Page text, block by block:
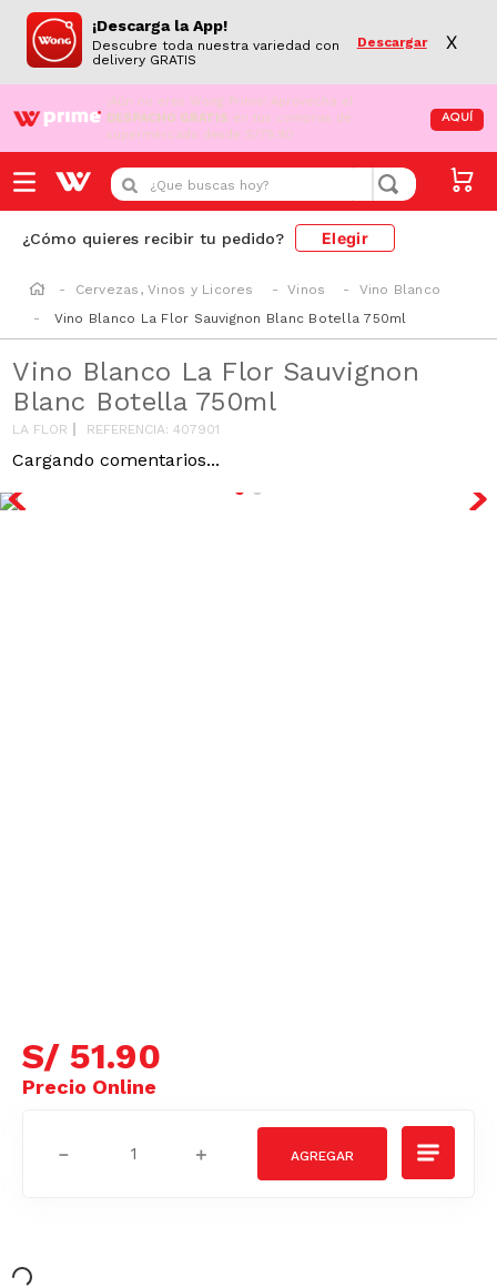
¡Descarga la App!
Descubre toda nuestra variedad con
delivery GRATIS
Descargar X
¡Aún no eres Wong Prime! Aprovecha el
DESPACHO GRATIS en tus compras de
supermercado desde S/79.90
AQUÍ
¿Que buscas hoy?
¿Cómo quieres recibir tu pedido? Elegir
Cervezas, Vinos y Licores Vinos
Vino Blanco
Vino Blanco La Flor Sauvignon Blanc Botella 750ml
Vino Blanco La Flor Sauvignon
Blanc Botella 750ml
LA FLOR REFERENCIA:407901
Cargando comentarios...
S/ 51.90
＋
－